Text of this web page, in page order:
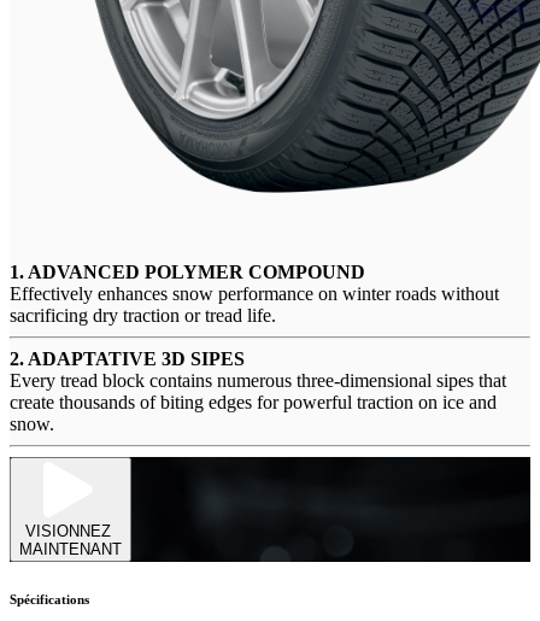
1. ADVANCED POLYMER COMPOUND
Effectively enhances snow performance on winter roads without
sacrificing dry traction or tread life.
2. ADAPTATIVE 3D SIPES
Every tread block contains numerous three-dimensional sipes that
create thousands of biting edges for powerful traction on ice and
snow.
VISIONNEZ
MAINTENANT
Spécifications